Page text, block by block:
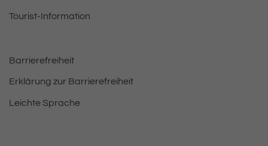
Tourist-Information
Barrierefreiheit
Erklärung zur Barrierefreiheit
Leichte Sprache